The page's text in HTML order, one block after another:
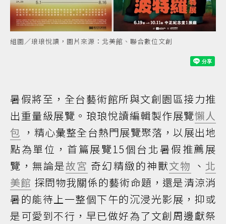
組圖／琅琅悅讀，圖片來源：北美館、聯合數位文創
暑假將至，全台藝術館所與文創園區接力推
出重量級展覽。琅琅悅讀編輯製作展覽懶人
包 ，精心彙整全台熱門展覽聚落，以展出地
點為單位，首篇展覽15個台北暑假推薦展
覽，無論是故宮 奇幻精緻的神獸文物 、 北
美館 探問物我關係的藝術命題，還是清涼消
暑的能待上一整個下午的沉浸光影展，抑或
是可愛到不行，早已做好為了文創周邊獻祭